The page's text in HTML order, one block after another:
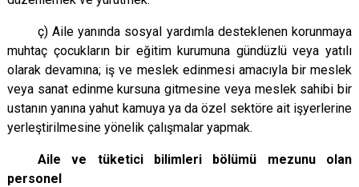
ç) Aile yanında sosyal yardımla desteklenen korunmaya
muhtaç çocukların bir eğitim kurumuna gündüzlü veya yatılı
olarak devamına; iş ve meslek edinmesi amacıyla bir meslek
veya sanat edinme kursuna gitmesine veya meslek sahibi bir
ustanın yanına yahut kamuya ya da özel sektöre ait işyerlerine
yerleştirilmesine yönelik çalışmalar yapmak.
Aile ve tüketici bilimleri bölümü mezunu olan
personel